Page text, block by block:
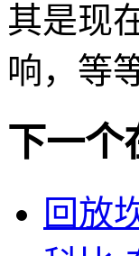
其是现
响，等
下一个
回放